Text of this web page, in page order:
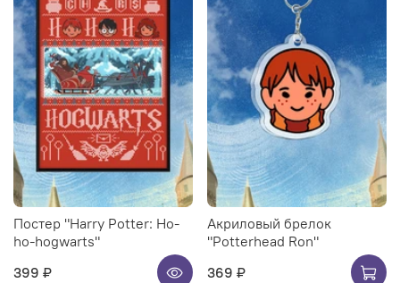
Постер "Harry Potter: Ho-
ho-hogwarts"
399 ₽
Акриловый брелок
"Potterhead Ron"
369 ₽